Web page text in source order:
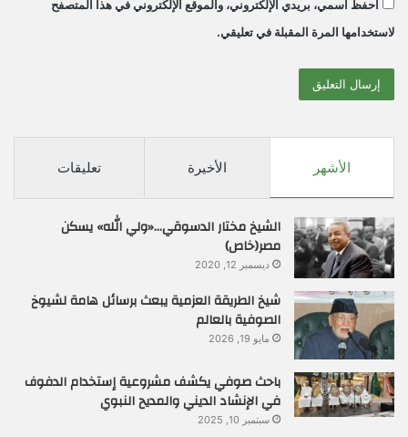
احفظ اسمي، بريدي الإلكتروني، والموقع الإلكتروني في هذا المتصفح
لاستخدامها المرة المقبلة في تعليقي.
الأشهر الأخيرة تعليقات
الشيخ مختار الدسوقي…«ولي الله» يسكن
مصر(خاص)
ديسمبر 12, 2020
شيخ الطريقة العزمية يبعث برسائل هامة لشيوخ
الصوفية بالعالم
مايو 19, 2026
باحث صوفي يكشف مشروعية إستخدام الدفوف
في الإنشاد الديني والمديح النبوي
سبتمبر 10, 2025